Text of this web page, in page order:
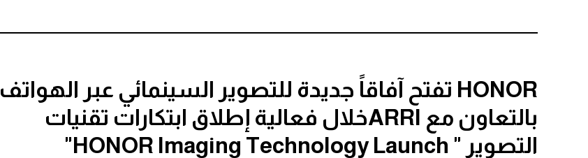
HONOR تفتح آفاقاً جديدة للتصوير السينمائي عبر الهواتف
بالتعاون مع ARRIخلال فعالية إطلاق ابتكارات تقنيات
التصوير " HONOR Imaging Technology Launch"